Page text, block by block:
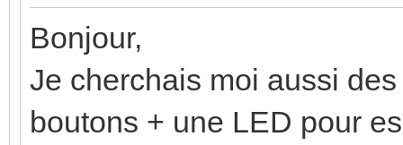
Bonjour,
Je cherchais moi aussi
boutons + une LED pour